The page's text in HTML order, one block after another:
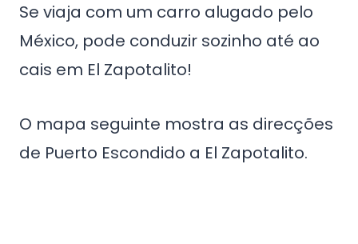
Se viaja com um carro alugado pelo
México, pode conduzir sozinho até ao
cais em El Zapotalito!
O mapa seguinte mostra as direcções
de Puerto Escondido a El Zapotalito.